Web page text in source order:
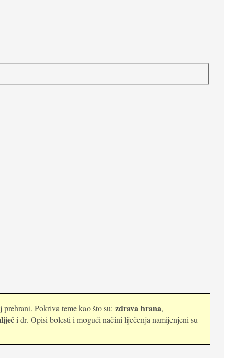
Pokriva teme kao što su: zdrava hrana,
i dr. Opisi bolesti i mogući načini liječenja namijenjeni su